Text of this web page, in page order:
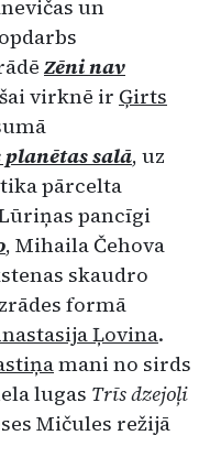
un
Zēni nav
virknē ir Ģirts
salā, uz
pārcelta
pancīgi
, Mihaila Čehova
skaudro
formā
Ļovina.
mani no sirds
lugas Trīs dzejoļi
Mičules režijā